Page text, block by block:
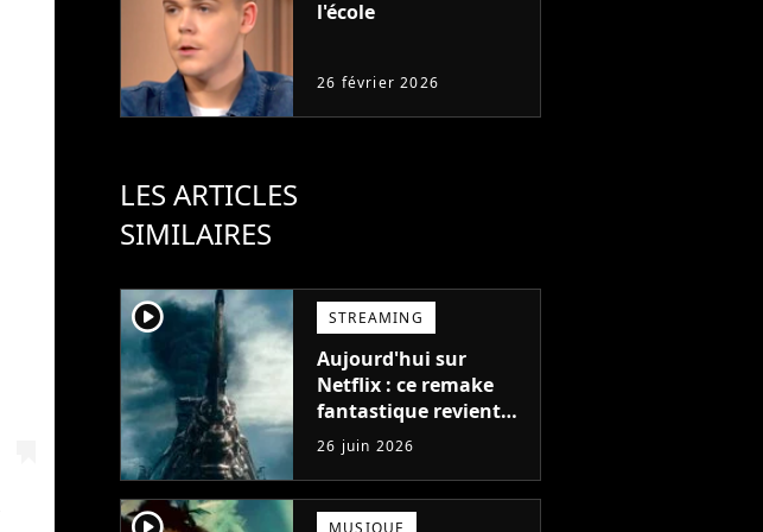
l'école
26 février 2026
LES ARTICLES
SIMILAIRES
player2 STREAMING
Aujourd'hui sur
Netflix : ce remake
fantastique revient
avec sa suite, 2 ans
après avoir réalisé 60
millions de vues et
régné 6 semaines
26 juin 2026
MUSIQUE